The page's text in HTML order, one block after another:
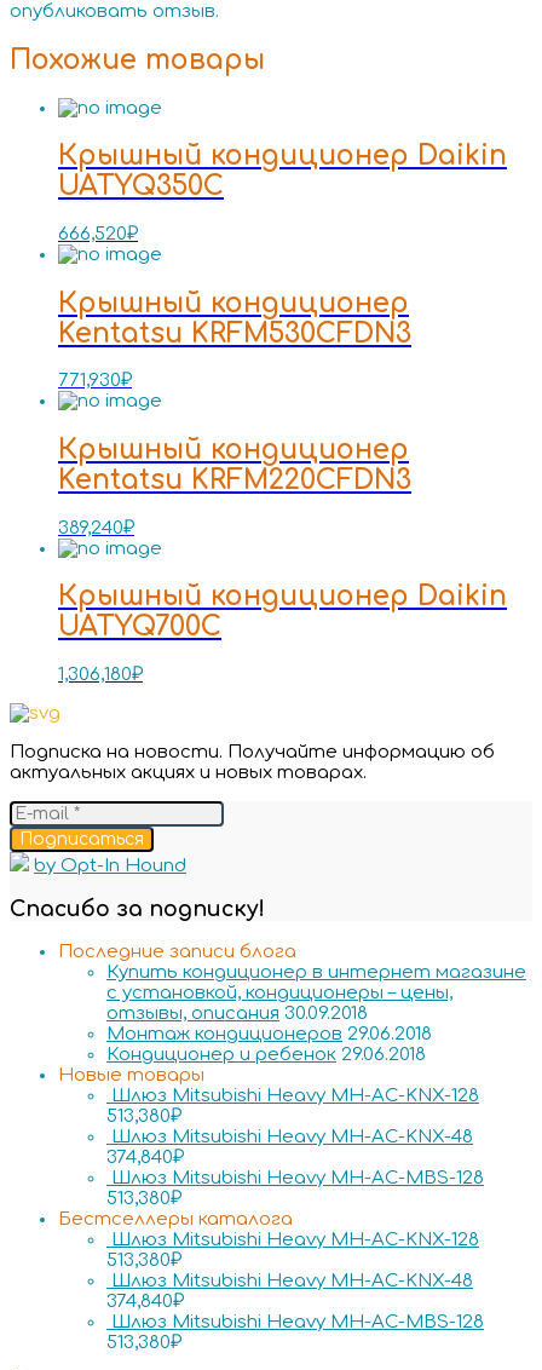
опубликовать отзыв.
Похожие товары
Крышный кондиционер Daikin
UATYQ350C
666,520₽
Крышный кондиционер
Kentatsu KRFM530CFDN3
771,930₽
Крышный кондиционер
Kentatsu KRFM220CFDN3
389,240₽
Крышный кондиционер Daikin
UATYQ700C
1,306,180₽
Подписка на новости. Получайте информацию об
актуальных акциях и новых товарах.
Подписаться
by Opt-In Hound
Спасибо за подписку!
Последние записи блога
Купить кондиционер в интернет магазине
с установкой, кондиционеры – цены,
отзывы, описания 30.09.2018
Монтаж кондиционеров 29.06.2018
Кондиционер и ребенок 29.06.2018
Новые товары
Шлюз Mitsubishi Heavy MH-AC-KNX-128
513,380₽
Шлюз Mitsubishi Heavy MH-AC-KNX-48
374,840₽
Шлюз Mitsubishi Heavy MH-AC-MBS-128
513,380₽
Бестселлеры каталога
Шлюз Mitsubishi Heavy MH-AC-KNX-128
513,380₽
Шлюз Mitsubishi Heavy MH-AC-KNX-48
374,840₽
Шлюз Mitsubishi Heavy MH-AC-MBS-128
513,380₽